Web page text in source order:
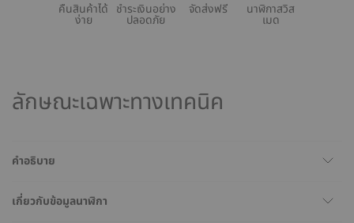
คืนสินค้าได้
ง่าย
ชำระเงินอย่าง
ปลอดภัย
จัดส่งฟรี นาฬิกาสวิส
เมด
ลักษณะเฉพาะทางเทคนิค
คำอธิบาย
เกี่ยวกับข้อมูลนาฬิกา